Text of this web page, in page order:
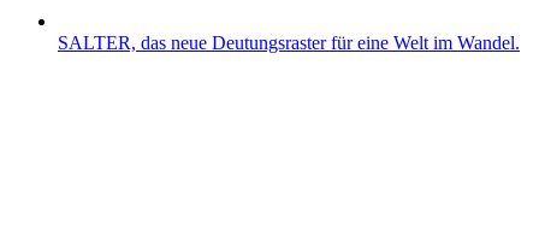
SALTER, das neue Deutungsraster für eine Welt im Wandel.